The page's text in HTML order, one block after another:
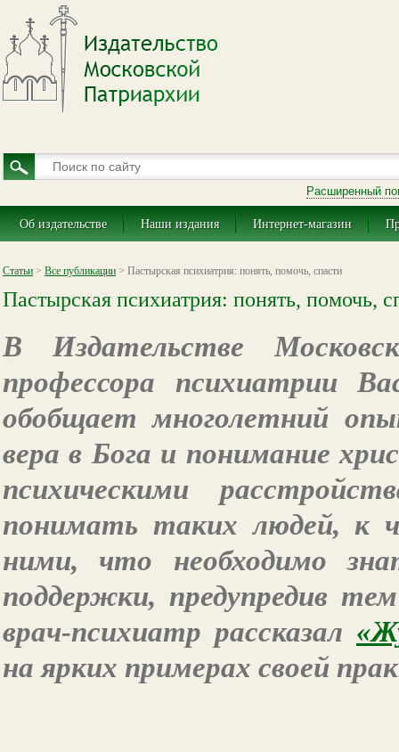
Расширенный
Об издательстве Наши издания Интернет-магазин
Статьи > Все публикации > Пастырская психиатрия: понять, помочь, спасти
Пастырская психиатрия: понять, помочь,
В Издательстве
профессора психиатрии
обобщает многолетний
вера в Бога и понимание
психическими
понимать таких людей, к
ними, что необходимо
поддержки, предупредив
врач-психиатр рассказал
на ярких примерах своей